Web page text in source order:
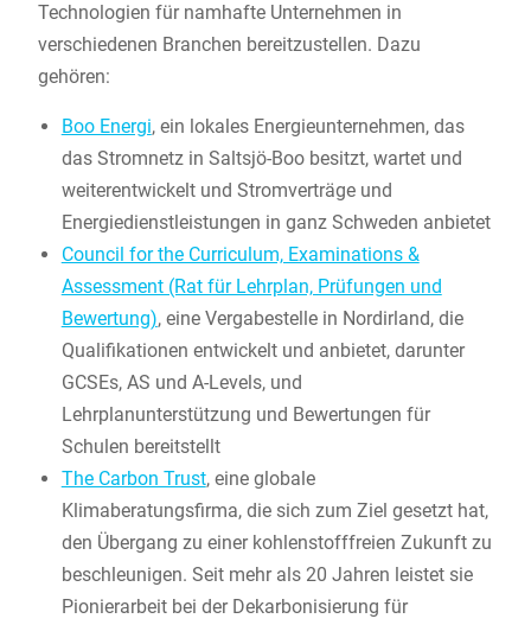
Technologien für namhafte Unternehmen in
verschiedenen Branchen bereitzustellen. Dazu
gehören:
Boo Energi, ein lokales Energieunternehmen, das
das Stromnetz in Saltsjö-Boo besitzt, wartet und
weiterentwickelt und Stromverträge und
Energiedienstleistungen in ganz Schweden anbietet
Council for the Curriculum, Examinations &
Assessment (Rat für Lehrplan, Prüfungen und
Bewertung), eine Vergabestelle in Nordirland, die
Qualifikationen entwickelt und anbietet, darunter
GCSEs, AS und A-Levels, und
Lehrplanunterstützung und Bewertungen für
Schulen bereitstellt
The Carbon Trust, eine globale
Klimaberatungsfirma, die sich zum Ziel gesetzt hat,
den Übergang zu einer kohlenstofffreien Zukunft zu
beschleunigen. Seit mehr als 20 Jahren leistet sie
Pionierarbeit bei der Dekarbonisierung für